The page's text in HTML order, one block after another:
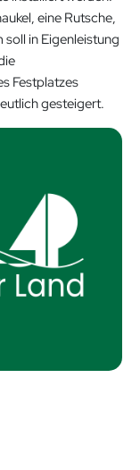
eine Rutsche,
soll in Eigenleistung
Festplatzes
gesteigert.